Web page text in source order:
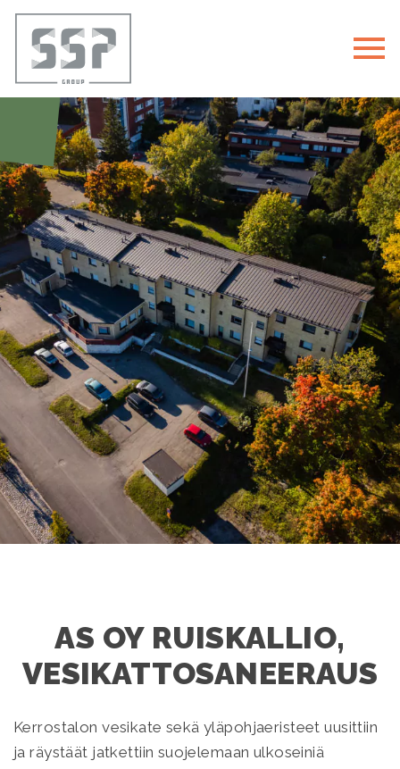
AS OY RUISKALLIO,
VESIKATTOSANEERAUS
Kerrostalon vesikate sekä yläpohjaeristeet uusittiin
ja räystäät jatkettiin suojelemaan ulkoseiniä